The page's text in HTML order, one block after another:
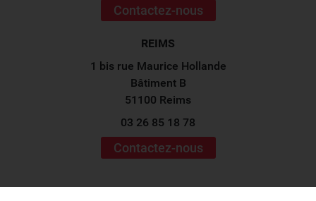
Contactez-nous
REIMS
1 bis rue Maurice Hollande
Bâtiment B
51100 Reims
03 26 85 18 78
Contactez-nous